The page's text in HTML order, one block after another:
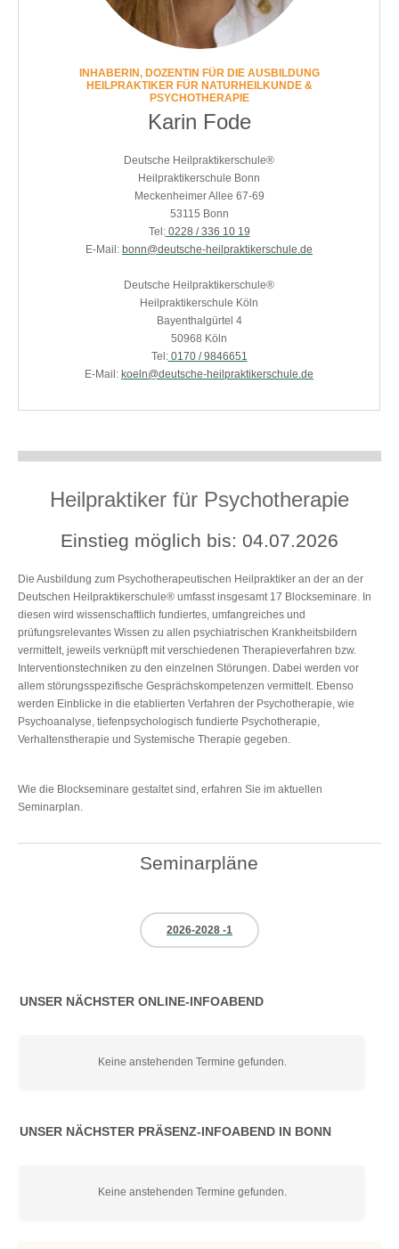
INHABERIN, DOZENTIN FÜR DIE AUSBILDUNG
HEILPRAKTIKER FÜR NATURHEILKUNDE &
PSYCHOTHERAPIE
Karin Fode
Deutsche Heilpraktikerschule®
Heilpraktikerschule Bonn
Meckenheimer Allee 67-69
53115 Bonn
Tel:0228 / 336 10 19
E-Mail: bonn@deutsche-heilpraktikerschule.de
Deutsche Heilpraktikerschule®
Heilpraktikerschule Köln
Bayenthalgürtel 4
50968 Köln
Tel:0170 / 9846651
E-Mail: koeln@deutsche-heilpraktikerschule.de
Heilpraktiker für Psychotherapie
Einstieg möglich bis: 04.07.2026
Die Ausbildung zum Psychotherapeutischen Heilpraktiker an der an der
Deutschen Heilpraktikerschule® umfasst insgesamt 17 Blockseminare. In
diesen wird wissenschaftlich fundiertes, umfangreiches und
prüfungsrelevantes Wissen zu allen psychiatrischen Krankheitsbildern
vermittelt, jeweils verknüpft mit verschiedenen Therapieverfahren bzw.
Interventionstechniken zu den einzelnen Störungen. Dabei werden vor
allem störungsspezifische Gesprächskompetenzen vermittelt. Ebenso
werden Einblicke in die etablierten Verfahren der Psychotherapie, wie
Psychoanalyse, tiefenpsychologisch fundierte Psychotherapie,
Verhaltenstherapie und Systemische Therapie gegeben.
Wie die Blockseminare gestaltet sind, erfahren Sie im aktuellen
Seminarplan.
Seminarpläne
2026-2028 -1
UNSER NÄCHSTER ONLINE-INFOABEND
Keine anstehenden Termine gefunden.
UNSER NÄCHSTER PRÄSENZ-INFOABEND IN BONN
Keine anstehenden Termine gefunden.